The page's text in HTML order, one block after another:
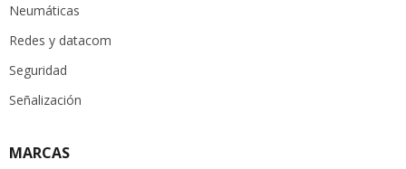
Neumáticas
Redes y datacom
Seguridad
Señalización
MARCAS